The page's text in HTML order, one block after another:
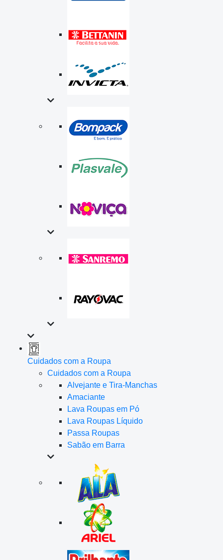
Cuidados com a Roupa
Cuidados com a Roupa
Alvejante e Tira-Manchas
Amaciante
Lava Roupas em Pó
Lava Roupas Líquido
Passa Roupas
Sabão em Barra